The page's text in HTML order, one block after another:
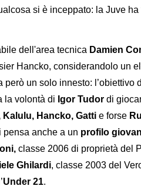
si è inceppato: la Juve
dell'area tecnica Damien
Hancko, considerandolo un
un solo innesto: l’obiettivo
la volontà di Igor Tudor di
Kalulu, Hancko, Gatti e forse
pensa anche a un profilo
classe 2006 di proprietà del
Ghilardi, classe 2003 del
Under 21.